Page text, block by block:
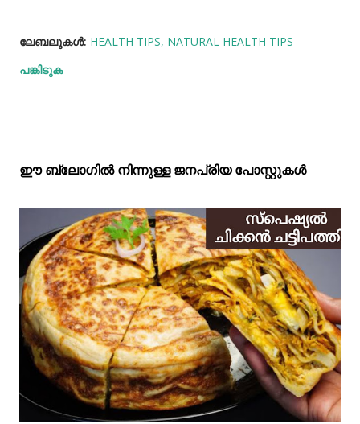
ലേബലുകള്‍: HEALTH TIPS NATURAL HEALTH TIPS
പങ്കിടുക
ഈ ബ്ലോഗിൽ നിന്നുള്ള ജനപ്രിയ പോസ്റ്റുകള്‍‌